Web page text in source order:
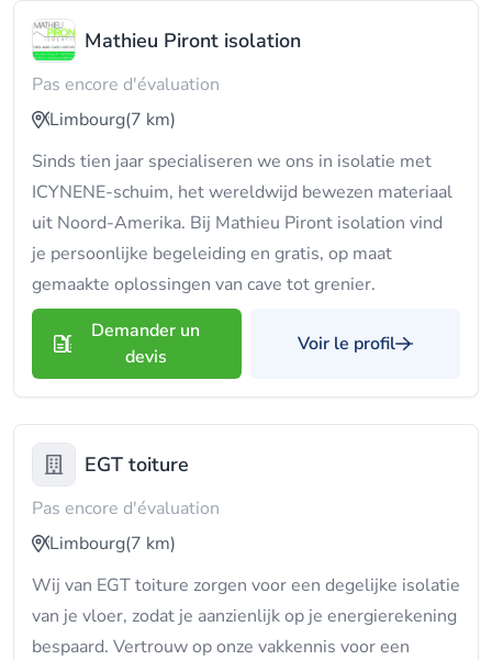
Mathieu Piront isolation
Pas encore d'évaluation
Limbourg(7 km)
Sinds tien jaar specialiseren we ons in isolatie met
ICYNENE-schuim, het wereldwijd bewezen materiaal
uit Noord-Amerika. Bij Mathieu Piront isolation vind
je persoonlijke begeleiding en gratis, op maat
gemaakte oplossingen van cave tot grenier.
Demander un
devis
Voir le profil
EGT toiture
Pas encore d'évaluation
Limbourg(7 km)
Wij van EGT toiture zorgen voor een degelijke isolatie
van je vloer, zodat je aanzienlijk op je energierekening
bespaard. Vertrouw op onze vakkennis voor een